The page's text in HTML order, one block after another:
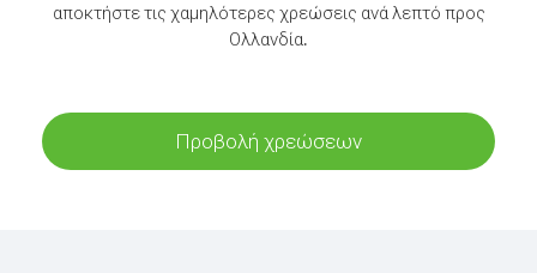
αποκτήστε τις χαμηλότερες χρεώσεις ανά λεπτό προς
Ολλανδία.
Προβολή χρεώσεων